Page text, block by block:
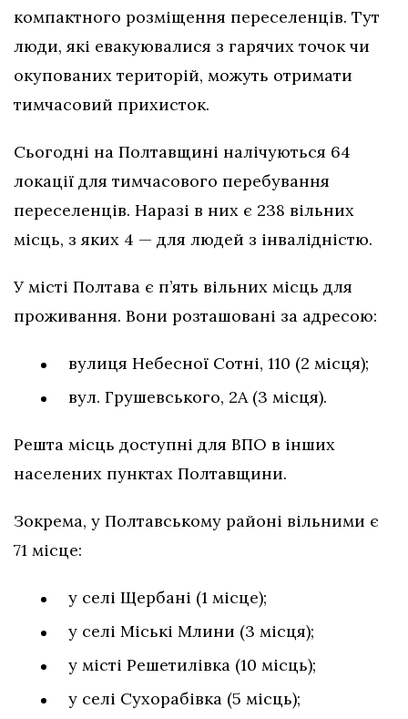
компактного розміщення переселенців. Тут
люди, які евакуювалися з гарячих точок чи
окупованих територій, можуть отримати
тимчасовий прихисток.
Сьогодні на Полтавщині налічуються 64
локації для тимчасового перебування
переселенців. Наразі в них є 238 вільних
місць, з яких 4 — для людей з інвалідністю.
У місті Полтава є п’ять вільних місць для
проживання. Вони розташовані за адресою:
вулиця Небесної Сотні, 110 (2 місця);
вул. Грушевського, 2А (3 місця).
Решта місць доступні для ВПО в інших
населених пунктах Полтавщини.
Зокрема, у Полтавському районі вільними є
71 місце:
у селі Щербані (1 місце);
у селі Міські Млини (3 місця);
у місті Решетилівка (10 місць);
у селі Сухорабівка (5 місць);